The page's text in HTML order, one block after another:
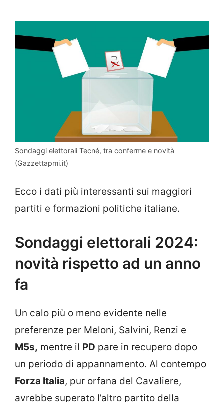
Sondaggi elettorali Tecné, tra conferme e novità
(Gazzettapmi.it)
Ecco i dati più interessanti sui maggiori
partiti e formazioni politiche italiane.
Sondaggi elettorali 2024:
novità rispetto ad un anno
fa
Un calo più o meno evidente nelle
preferenze per Meloni, Salvini, Renzi e
M5s, mentre il PD pare in recupero dopo
un periodo di appannamento. Al contempo
Forza Italia, pur orfana del Cavaliere,
avrebbe superato l’altro partito della